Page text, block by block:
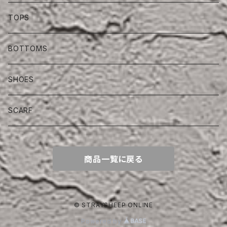
TOPS
BOTTOMS
SHOES
SCARF
商品一覧に戻る
© STRAYSHEEP ONLINE
Powered by